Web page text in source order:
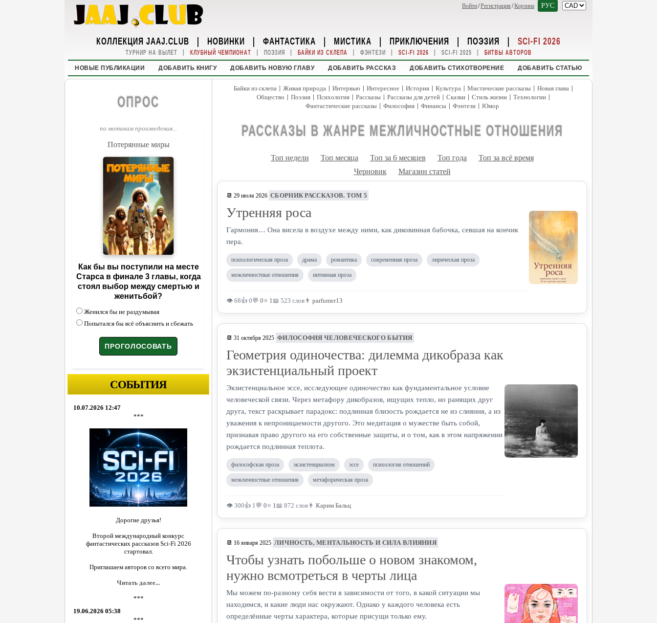
Войти/Регистрация /Корзина РУС
КОЛЛЕКЦИЯ JAAJ.CLUB | НОВИНКИ | ФАНТАСТИКА | МИСТИКА | ПРИКЛЮЧЕНИЯ | ПОЭЗИЯ | SCI-FI 2026
ТУРНИР НА ВЫЛЕТ | КЛУБНЫЙ ЧЕМПИОНАТ | ПОЭЗИЯ | БАЙКИ ИЗ СКЛЕПА | ФЭНТЕЗИ | SCI-FI 2026 | SCI-FI 2025 | БИТВЫ АВТОРОВ
НОВЫЕ ПУБЛИКАЦИИ ДОБАВИТЬ КНИГУ ДОБАВИТЬ НОВУЮ ГЛАВУ ДОБАВИТЬ РАССКАЗ ДОБАВИТЬ СТИХОТВОРЕНИЕ ДОБАВИТЬ СТАТЬЮ
ОПРОС
по мотивам произведения...
Потерянные миры
Как бы вы поступили на месте
Старса в финале 3 главы, когда
стоял выбор между смертью и
женитьбой?
Женился бы не раздумывая
Попытался бы всё объяснить и сбежать
СОБЫТИЯ
10.07.2026 12:47
***
Дорогие друзья!
Второй международный конкурс
фантастических рассказов Sci-Fi 2026
стартовал.
Приглашаем авторов со всего мира.
Читать далее...
***
19.06.2026 05:38
***
Байки из склепа | Живая природа | Интервью | Интересное | История | Культура | Мистические рассказы | Новая глава |
Общество | Поэзия | Психология | Рассказы | Рассказы для детей | Сказки | Стиль жизни | Технологии |
Фантастические рассказы | Философия | Финансы | Фэнтези | Юмор
РАССКАЗЫ В ЖАНРЕ МЕЖЛИЧНОСТНЫЕ ОТНОШЕНИЯ
Топ недели Топ месяца Топ за 6 месяцев Топ года
Топ за всё время
Черновик
Магазин статей
📆 29 июля 2026 СБОРНИК РАССКАЗОВ. ТОМ 5
Утренняя роса
Гармония… Она висела в воздухе между ними, как диковинная бабочка, севшая на кончик
пера.
психологическая проза драма романтика современная проза лирическая проза
межличностные отношения интимная проза
👁 68👍 0💬 0⭐ 1📖 523 слов 👨 parfumer13
📆 31 октября 2025 ФИЛОСОФИЯ ЧЕЛОВЕЧЕСКОГО БЫТИЯ
Геометрия одиночества: дилемма дикобраза как
экзистенциальный проект
Экзистенциальное эссе, исследующее одиночество как фундаментальное условие
человеческой связи. Через метафору дикобразов, ищущих тепло, но ранящих друг
друга, текст раскрывает парадокс: подлинная близость рождается не из слияния, а из
уважения к непроницаемости другого. Это медитация о мужестве быть собой,
признавая право другого на его собственные защиты, и о том, как в этом напряжении
рождается подлинная теплота.
философская проза экзистенциализм эссе психология отношений
межличностные отношения метафорическая проза
👁 300👍 1💬 0⭐ 1📖 872 слов 👨 Карим Бальц
📆 16 января 2025 ЛИЧНОСТЬ, МЕНТАЛЬНОСТЬ И СИЛА ВЛИЯНИЯ
Чтобы узнать побольше о новом знакомом,
нужно всмотреться в черты лица
Мы можем по-разному себя вести в зависимости от того, в какой ситуации мы
находимся, и какие люди нас окружают. Однако у каждого человека есть
определённые черты характера, которые присущи только ему.